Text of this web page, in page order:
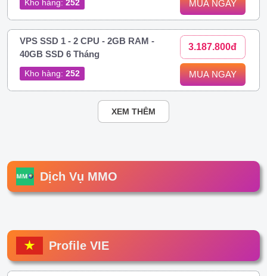
Kho hàng: 252 MUA NGAY
VPS SSD 1 - 2 CPU - 2GB RAM -
40GB SSD 6 Tháng
Kho hàng: 252
3.187.800đ
MUA NGAY
XEM THÊM
Dịch Vụ MMO
Profile VIE